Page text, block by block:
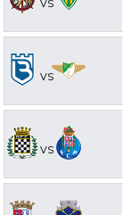
VS
VS
VS